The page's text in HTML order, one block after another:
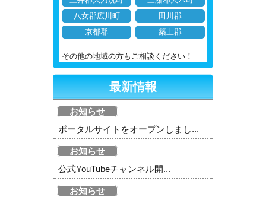
八女郡広川町
田川郡
京都郡
築上郡
その他の地域の方もご相談ください！
最新情報
お知らせ
ポータルサイトをオープンしまし...
お知らせ
公式YouTubeチャンネル開...
お知らせ